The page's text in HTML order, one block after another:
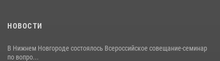
НОВОСТИ
В Нижнем Новгороде состоялось Всероссийское совещание-семинар
по вопро...